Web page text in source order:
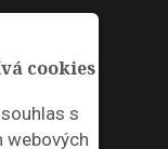
cookies
s
webových